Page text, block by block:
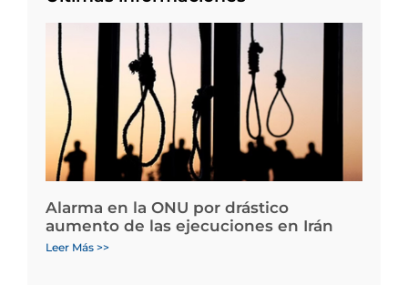
Alarma en la ONU por drástico
aumento de las ejecuciones en Irán
Leer Más >>